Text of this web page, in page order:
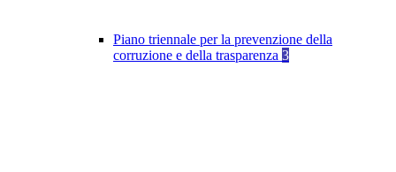
Piano triennale per la prevenzione della
corruzione e della trasparenza 3